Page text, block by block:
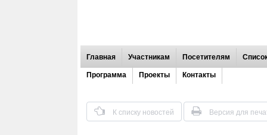
Главная Участникам Посетителям
Программа Проекты Контакты
К списку новостей Версия для